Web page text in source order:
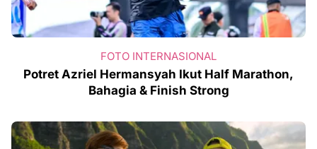
FOTO INTERNASIONAL
Potret Azriel Hermansyah Ikut Half Marathon,
Bahagia & Finish Strong